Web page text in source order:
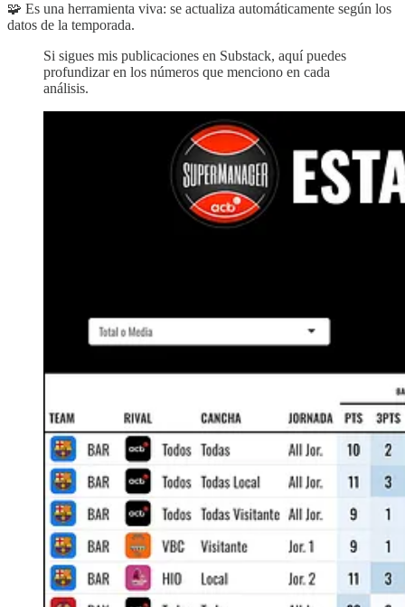
🧩 Es una herramienta viva: se actualiza automáticamente según los
datos de la temporada.
Si sigues mis publicaciones en Substack, aquí puedes
profundizar en los números que menciono en cada
análisis.